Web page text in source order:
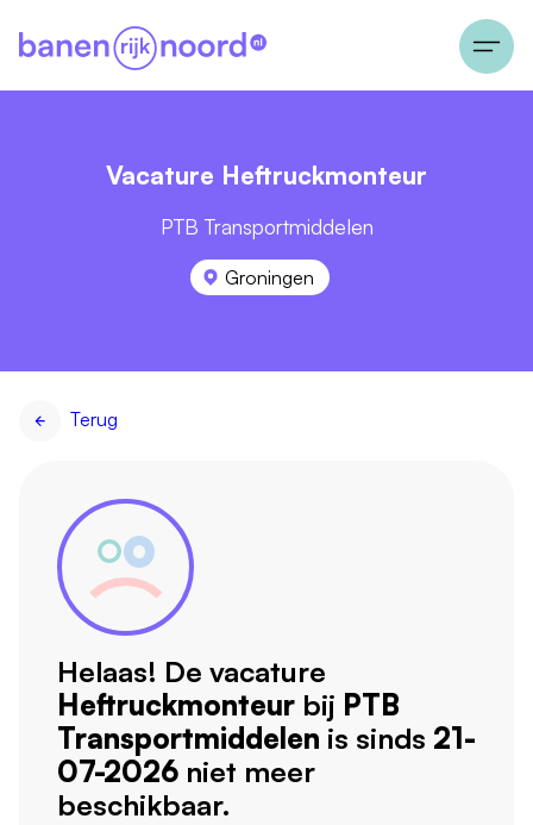
Vacature Heftruckmonteur
PTB Transportmiddelen
Groningen
Terug
Helaas! De vacature
Heftruckmonteur bij PTB
Transportmiddelen is sinds 21-
07-2026 niet meer
beschikbaar.